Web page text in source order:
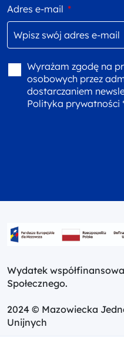
Adres e-mail *
Wyrażam zgodę na
osobowych przez
dostarczaniem
Polityka prywatności
Wydatek
Społecznego.
2024 © Mazowiecka
Unijnych